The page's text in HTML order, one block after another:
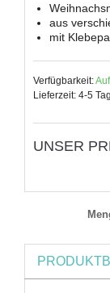
aus
mit
Verfügbarkeit:
Lieferzeit: 4-5
UNSER